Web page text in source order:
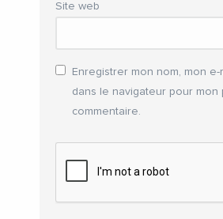
Site web
Enregistrer mon nom, mon
dans le navigateur pour mon
commentaire.